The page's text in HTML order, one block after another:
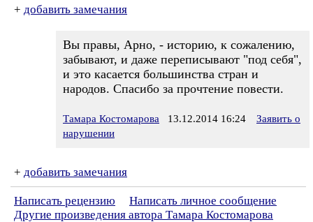
+ добавить замечания
Вы правы, Арно, - историю, к сожалению,
забывают, и даже переписывают "под себя",
и это касается большинства стран и
народов. Спасибо за прочтение повести.
Тамара Костомарова 13.12.2014 16:24
Заявить о
нарушении
+ добавить замечания
Написать рецензию
Написать личное сообщение
Другие произведения автора Тамара Костомарова